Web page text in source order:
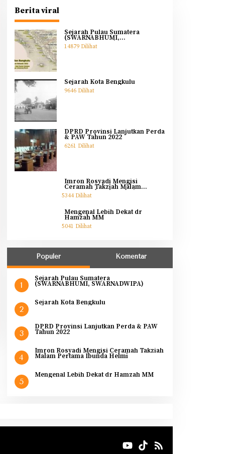
Berita viral
Sejarah Pulau Sumatera
(SWARNABHUMI,
SWARNADWIPA)
14879 Dilihat
Sejarah Kota Bengkulu
9646 Dilihat
DPRD Provinsi Lanjutkan Perda
& PAW Tahun 2022
6261 Dilihat
Imron Rosyadi Mengisi
Ceramah Takziah Malam
Pertama Ibunda Helmi
5344 Dilihat
Mengenal Lebih Dekat dr
Hamzah MM
5041 Dilihat
Populer Komentar
1
Sejarah Pulau Sumatera
(SWARNABHUMI, SWARNADWIPA)
2
Sejarah Kota Bengkulu
3
DPRD Provinsi Lanjutkan Perda & PAW
Tahun 2022
4
Imron Rosyadi Mengisi Ceramah Takziah
Malam Pertama Ibunda Helmi
5
Mengenal Lebih Dekat dr Hamzah MM